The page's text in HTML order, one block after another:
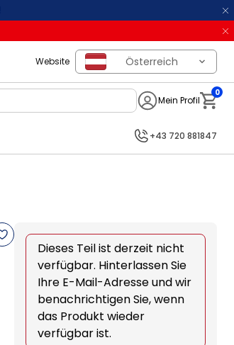
Website Österreich
Mein Profil
0
+43 720 881847
Dieses Teil ist derzeit nicht
verfügbar. Hinterlassen Sie
Ihre E-Mail-Adresse und wir
benachrichtigen Sie, wenn
das Produkt wieder
verfügbar ist.